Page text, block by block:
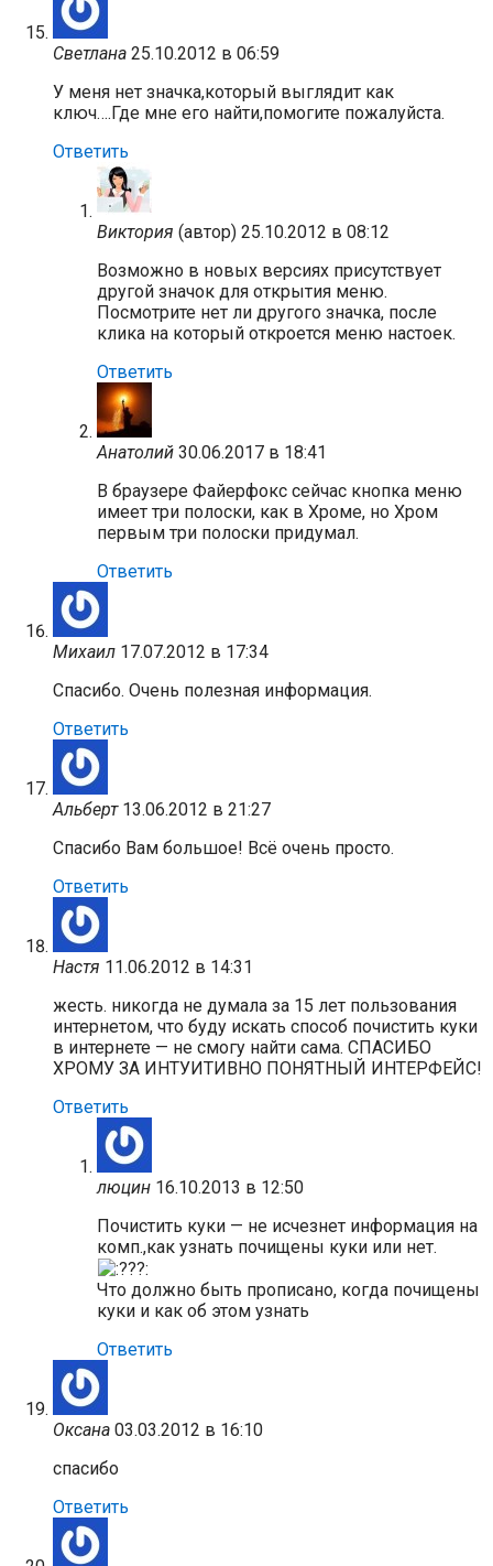
Светлана 25.10.2012 в 06:59
У меня нет значка,который выглядит как
ключ….Где мне его найти,помогите пожалуйста.
Ответить
Виктория (автор) 25.10.2012 в 08:12
Возможно в новых версиях присутствует
другой значок для открытия меню.
Посмотрите нет ли другого значка, после
клика на который откроется меню настоек.
Ответить
Анатолий 30.06.2017 в 18:41
В браузере Файерфокс сейчас кнопка меню
имеет три полоски, как в Хроме, но Хром
первым три полоски придумал.
Ответить
Михаил 17.07.2012 в 17:34
Спасибо. Очень полезная информация.
Ответить
Альберт 13.06.2012 в 21:27
Спасибо Вам большое! Всё очень просто.
Ответить
Настя 11.06.2012 в 14:31
жесть. никогда не думала за 15 лет пользования
интернетом, что буду искать способ почистить куки
в интернете — не смогу найти сама. СПАСИБО
ХРОМУ ЗА ИНТУИТИВНО ПОНЯТНЫЙ ИНТЕРФЕЙС!
Ответить
люцин 16.10.2013 в 12:50
Почистить куки — не исчезнет информация на
комп.,как узнать почищены куки или нет.
Что должно быть прописано, когда почищены
куки и как об этом узнать
Ответить
Оксана 03.03.2012 в 16:10
спасибо
Ответить